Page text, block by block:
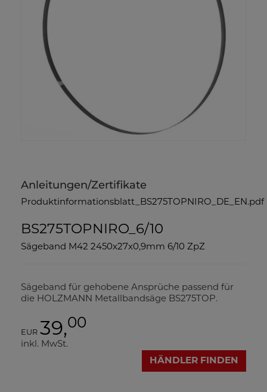
Anleitungen/Zertifikate
Produktinformationsblatt_BS275TOPNIRO_DE_EN.pdf
BS275TOPNIRO_6/10
Sägeband M42 2450x27x0,9mm 6/10 ZpZ
Sägeband für gehobene Ansprüche passend für
die HOLZMANN Metallbandsäge BS275TOP.
EUR 39,00
inkl. MwSt.
HÄNDLER FINDEN